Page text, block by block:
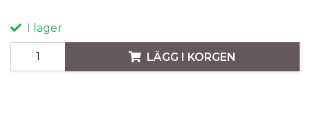
I lager
LÄGG I KORGEN